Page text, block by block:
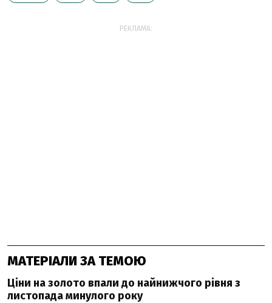
РЕКЛАМА:
МАТЕРІАЛИ ЗА ТЕМОЮ
Ціни на золото впали до найнижчого рівня з
листопада минулого року